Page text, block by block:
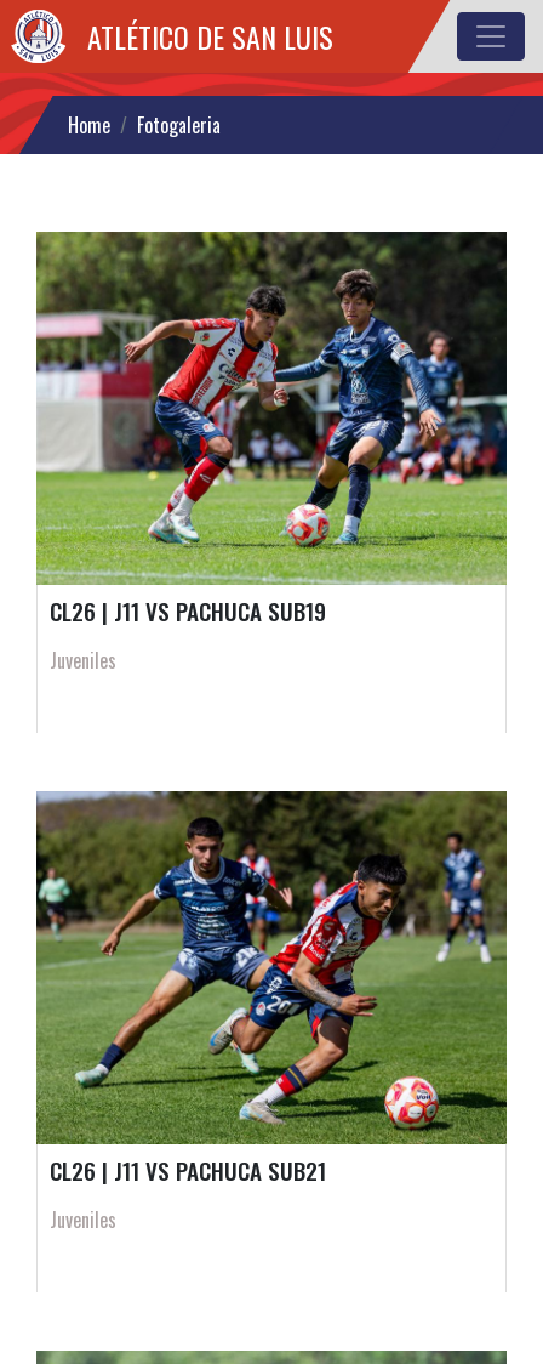
ATLÉTICO DE SAN LUIS
GALERIAS
Home Fotogaleria
CL26 | J11 VS PACHUCA SUB19
Juveniles
CL26 | J11 VS PACHUCA SUB21
Juveniles